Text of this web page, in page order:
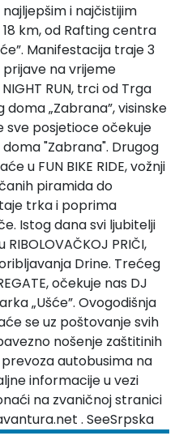
i najčistijim
km, od Rafting centra
Manifestacija traje 3
prijave na vrijeme
RUN, trci od Trga
„Zabrana”, visinske
sve posjetioce očekuje
"Zabrana". Drugog
u FUN BIKE RIDE, vožnji
piramida do
trka i poprima
Istog dana svi ljubitelji
PRIČI,
Drine. Trećeg
očekuje nas DJ
„Ušće”. Ovogodišnja
se uz poštovanje svih
nošenje zaštitinih
autobusima na
informacije u vezi
na zvaničnoj stranici
. SeeSrpska